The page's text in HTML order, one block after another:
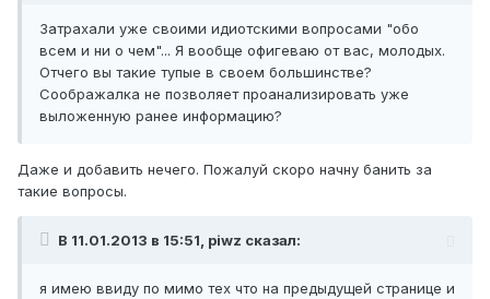
Затрахали уже своими идиотскими вопросами "обо
всем и ни о чем"... Я вообще офигеваю от вас, молодых.
Отчего вы такие тупые в своем большинстве?
Соображалка не позволяет проанализировать уже
выложенную ранее информацию?
Даже и добавить нечего. Пожалуй скоро начну банить за
такие вопросы.
В 11.01.2013 в 15:51, piwz сказал:
я имею ввиду по мимо тех что на предыдущей странице и